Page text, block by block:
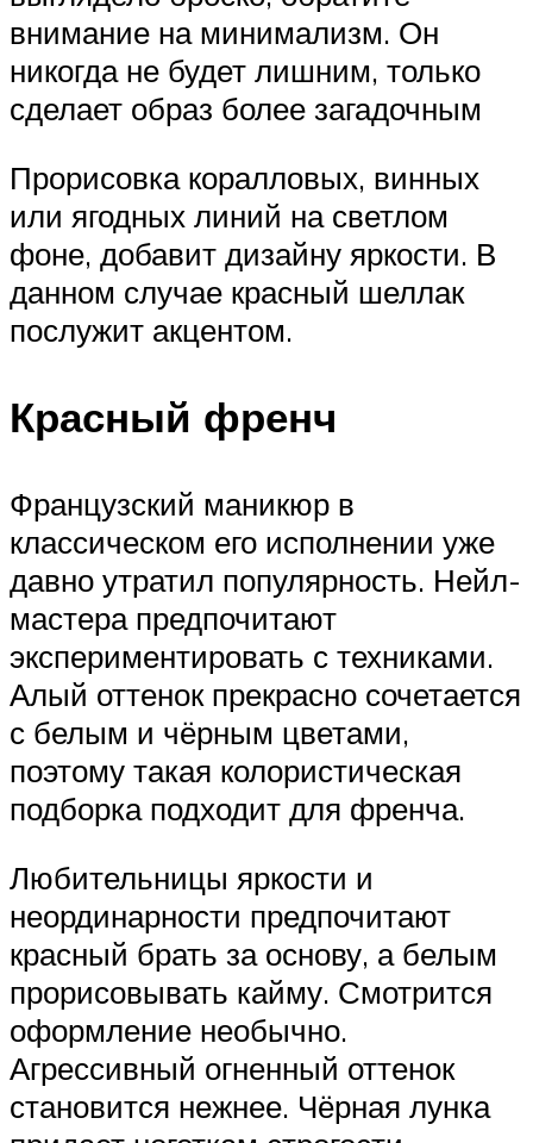
внимание на минимализм. Он
никогда не будет лишним, только
сделает образ более загадочным
Прорисовка коралловых, винных
или ягодных линий на светлом
фоне, добавит дизайну яркости. В
данном случае красный шеллак
послужит акцентом.
Красный френч
Французский маникюр в
классическом его исполнении уже
давно утратил популярность. Нейл-
мастера предпочитают
экспериментировать с техниками.
Алый оттенок прекрасно сочетается
с белым и чёрным цветами,
поэтому такая колористическая
подборка подходит для френча.
Любительницы яркости и
неординарности предпочитают
красный брать за основу, а белым
прорисовывать кайму. Смотрится
оформление необычно.
Агрессивный огненный оттенок
становится нежнее. Чёрная лунка